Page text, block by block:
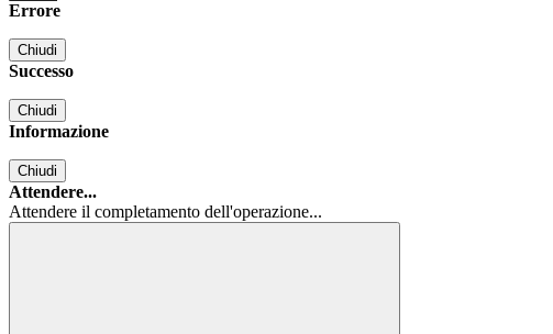
Errore
Chiudi
Successo
Chiudi
Informazione
Chiudi
Attendere...
Attendere il completamento dell'operazione...